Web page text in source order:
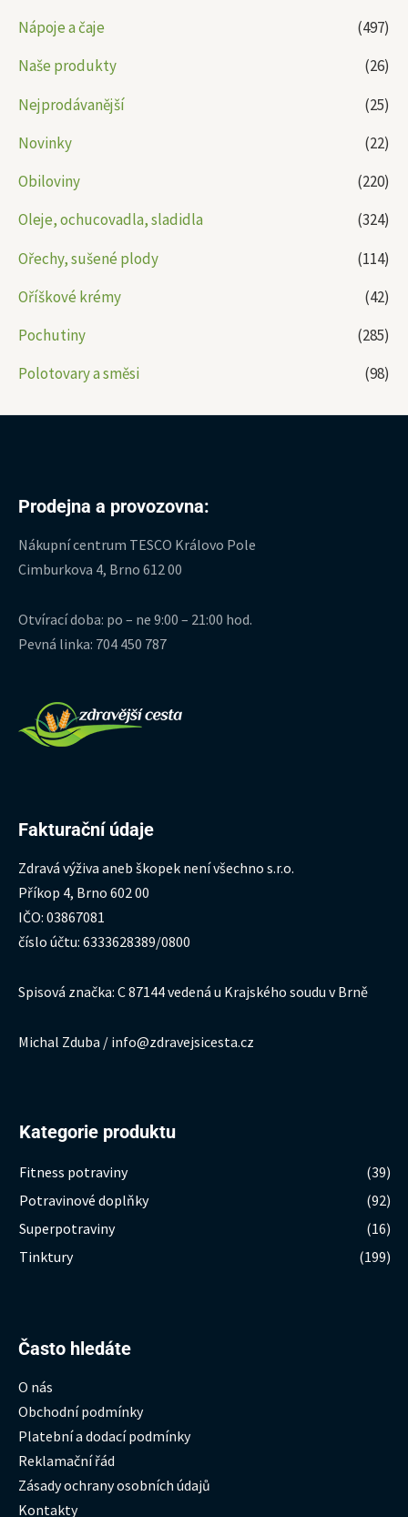
Nápoje a čaje
(497)
Naše produkty
(26)
Nejprodávanější
(25)
Novinky
(22)
Obiloviny
(220)
Oleje, ochucovadla, sladidla
(324)
Ořechy, sušené plody
(114)
Oříškové krémy
(42)
Pochutiny
(285)
Polotovary a směsi
(98)
Prodejna a provozovna:
Nákupní centrum TESCO Královo Pole
Cimburkova 4, Brno 612 00
Otvírací doba: po – ne 9:00 – 21:00 hod.
Pevná linka: 704 450 787
Fakturační údaje
Zdravá výživa aneb škopek není všechno s.r.o.
Příkop 4, Brno 602 00
IČO: 03867081
číslo účtu: 6333628389/0800
Spisová značka: C 87144 vedená u Krajského soudu v Brně
Michal Zduba / info@zdravejsicesta.cz
Kategorie produktu
Fitness potraviny
(39)
Potravinové doplňky
(92)
Superpotraviny
(16)
Tinktury
(199)
Často hledáte
O nás
Obchodní podmínky
Platební a dodací podmínky
Reklamační řád
Zásady ochrany osobních údajů
Kontakty
Hledat: